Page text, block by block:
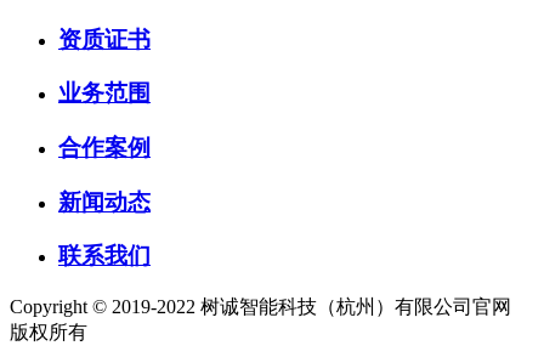
资质证书
业务范围
合作案例
新闻动态
联系我们
Copyright © 2019-2022 树诚智能科技（杭州）有限公司官网
版权所有